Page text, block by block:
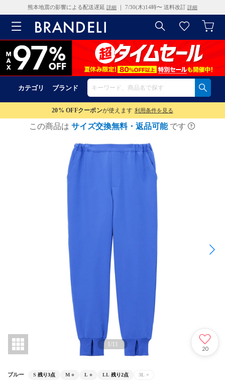
熊本地震の影響による配送遅延 詳細 ｜ 7/30(木)14時〜 送料改訂 詳細
カテゴリ ブランド
20% OFFクーポンが使えます 利用条件を見る
この商品は サイズ交換無料・返品可能 です
1/11
20
ブルー S 残り3点 M ○ L ○ LL 残り2点 3L ×